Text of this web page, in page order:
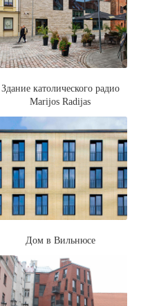
Здание католического радио
Marijos Radijas
Дом в Вильнюсе